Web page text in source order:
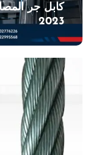
كابل جر
2023